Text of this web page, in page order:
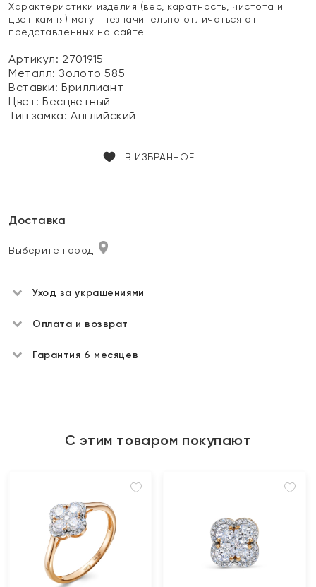
Характеристики изделия (вес, каратность, чистота и
цвет камня) могут незначительно отличаться от
представленных на сайте
Артикул: 2701915
Металл:Золото 585
Вставки:Бриллиант
Цвет:Бесцветный
Тип замка:Английский
В ИЗБРАННОЕ
Доставка
Выберите город
Уход за украшениями
Оплата и возврат
Гарантия 6 месяцев
С этим товаром покупают